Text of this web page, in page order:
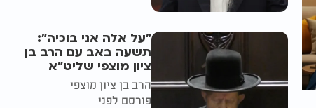
"על אלה אני בוכיה":
תשעה באב עם הרב בן
ציון מוצפי שליט"א
הרב בן ציון מוצפי
פורסם לפני